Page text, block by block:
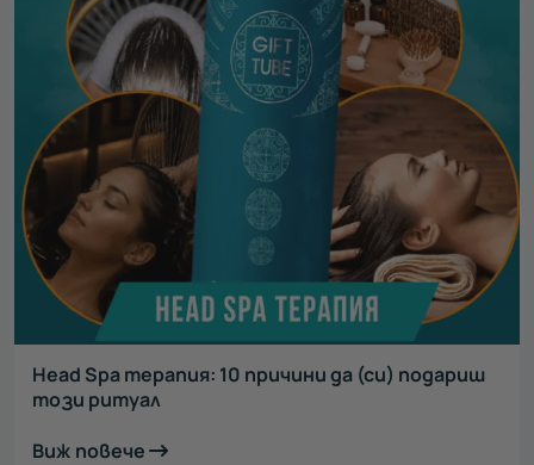
Head Spa терапия: 10 причини да (си) подариш
този ритуал
Виж повече